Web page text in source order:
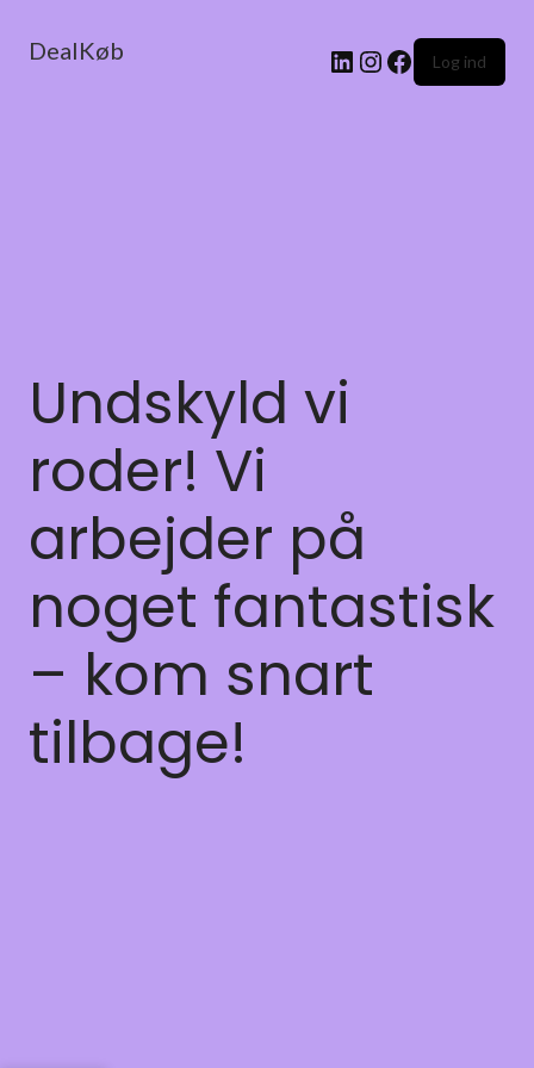
DealKøb Log ind
Undskyld vi
roder! Vi
arbejder på
noget fantastisk
– kom snart
tilbage!